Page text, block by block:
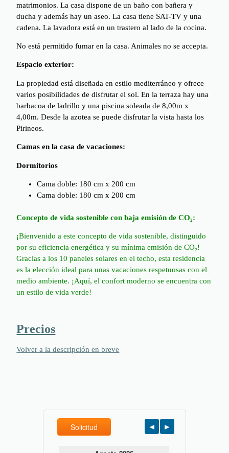
matrimonios. La casa dispone de un baño con bañera y
ducha y además hay un aseo. La casa tiene SAT-TV y una
cadena. La lavadora está en un trastero al lado de la cocina.
No está permitido fumar en la casa. Animales no se accepta.
Espacio exterior:
La propiedad está diseñada en estilo mediterráneo y ofrece
varios posibilidades de disfrutar el sol. En la terraza hay una
barbacoa de ladrillo y una piscina soleada de 8,00m x
4,00m. Desde la azotea se puede disfrutar la vista hasta los
Pirineos.
Camas en la casa de vacaciones:
Dormitorios
Cama doble: 180 cm x 200 cm
Cama doble: 180 cm x 200 cm
Concepto de vida sostenible con baja emisión de CO₂:
¡Bienvenido a este concepto de vida sostenible, distinguido
por su eficiencia energética y su mínima emisión de CO₂!
Gracias a los 10 paneles solares en el techo, esta residencia
es la elección ideal para unas vacaciones respetuosas con el
medio ambiente. ¡Aquí, el confort moderno se encuentra con
un estilo de vida verde!
Precios
Volver a la descripción en breve